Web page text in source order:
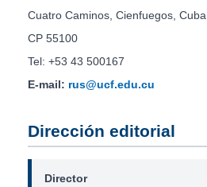
Cuatro Caminos, Cienfuegos, Cuba
CP 55100
Tel: +53 43 500167
E-mail: rus@ucf.edu.cu
Dirección editorial
Director